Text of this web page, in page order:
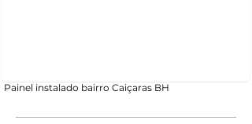
Painel instalado bairro Caiçaras BH